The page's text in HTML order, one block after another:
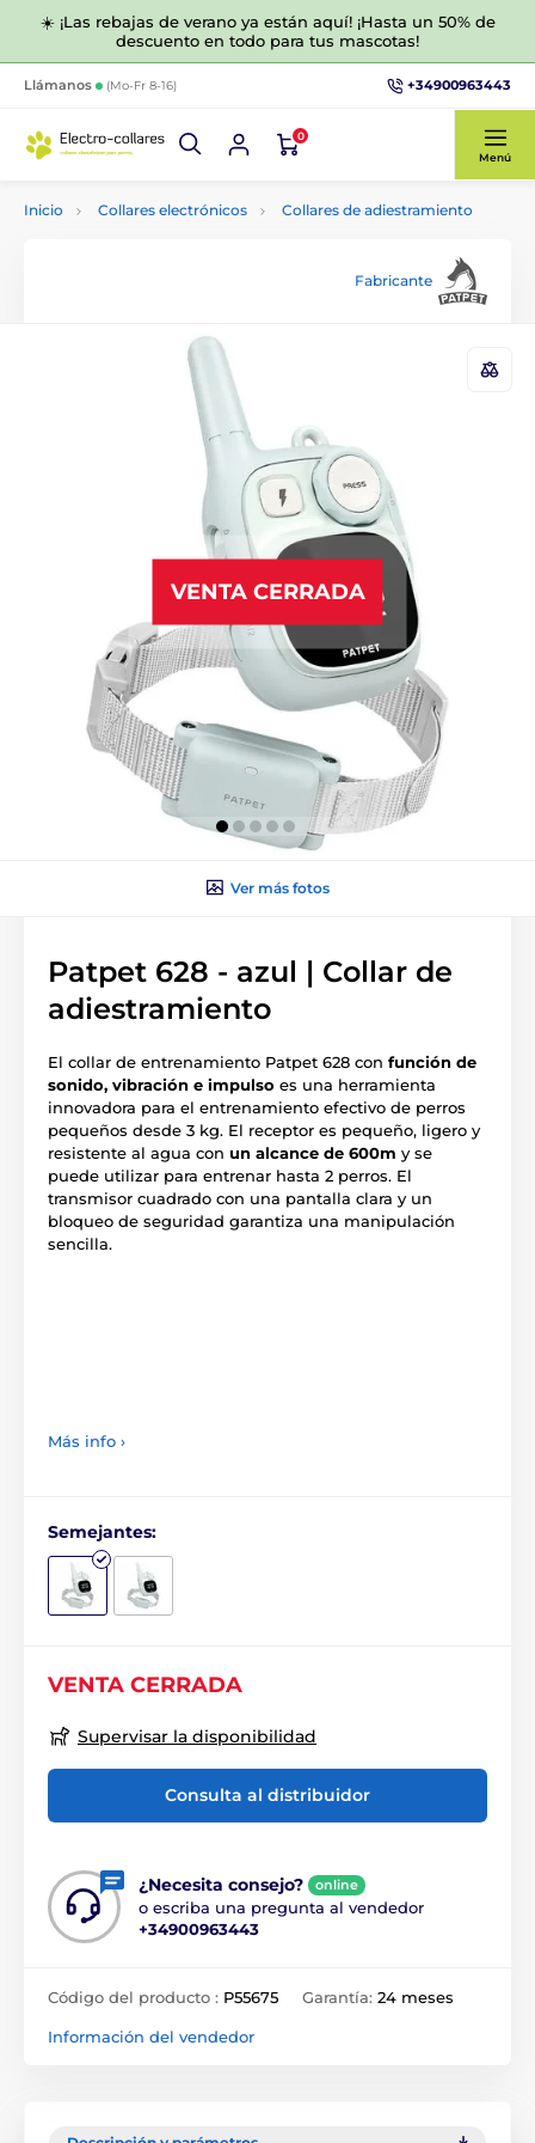
☀️ ¡Las rebajas de verano ya están aquí! ¡Hasta un 50% de
descuento en todo para tus mascotas!
Llámanos (Mo-Fr 8-16) +34900963443
0
Menú
Inicio Collares electrónicos Collares de adiestramiento
Fabricante
VENTA CERRADA
Ver más fotos
Patpet 628 - azul | Collar de
adiestramiento
El collar de entrenamiento Patpet 628 con función de
sonido, vibración e impulso es una herramienta
innovadora para el entrenamiento efectivo de perros
pequeños desde 3 kg. El receptor es pequeño, ligero y
resistente al agua con un alcance de 600m y se
puede utilizar para entrenar hasta 2 perros. El
transmisor cuadrado con una pantalla clara y un
bloqueo de seguridad garantiza una manipulación
sencilla.
Más info ›
Semejantes:
VENTA CERRADA
Supervisar la disponibilidad
Consulta al distribuidor
¿Necesita consejo? online
o escriba una pregunta al vendedor
+34900963443
Código del producto : P55675 Garantía: 24 meses
Información del vendedor